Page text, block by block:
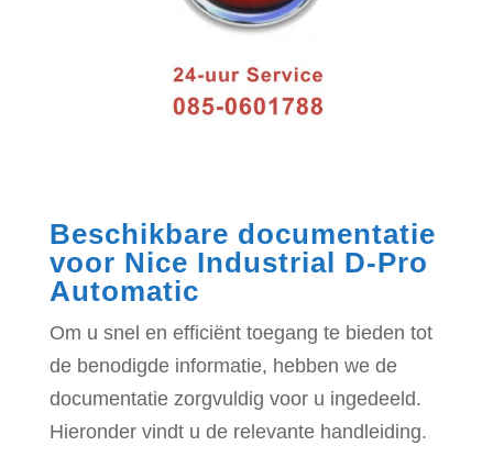
Beschikbare documentatie
voor Nice Industrial D-Pro
Automatic
Om u snel en efficiënt toegang te bieden tot
de benodigde informatie, hebben we de
documentatie zorgvuldig voor u ingedeeld.
Hieronder vindt u de relevante handleiding.